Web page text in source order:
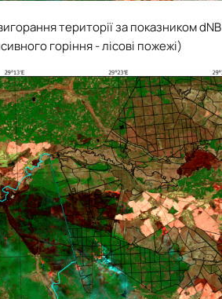
території за показником
горіння - лісові пожежі)